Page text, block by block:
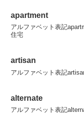
apartment
アルファベット表記
住宅
artisan
アルファベット表記
alternate
アルファベット表記